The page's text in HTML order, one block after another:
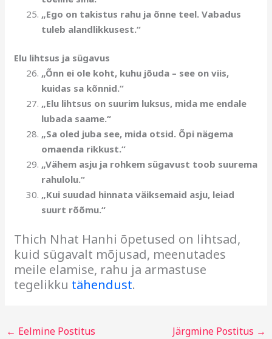
„Ego on takistus rahu ja õnne teel. Vabadus
tuleb alandlikkusest.“
Elu lihtsus ja sügavus
„Õnn ei ole koht, kuhu jõuda – see on viis,
kuidas sa kõnnid.“
„Elu lihtsus on suurim luksus, mida me endale
lubada saame.“
„Sa oled juba see, mida otsid. Õpi nägema
omaenda rikkust.“
„Vähem asju ja rohkem sügavust toob suurema
rahulolu.“
„Kui suudad hinnata väiksemaid asju, leiad
suurt rõõmu.“
Thich Nhat Hanhi õpetused on lihtsad,
kuid sügavalt mõjusad, meenutades
meile elamise, rahu ja armastuse
tegelikku tähendust.
← Eelmine Postitus Järgmine Postitus →